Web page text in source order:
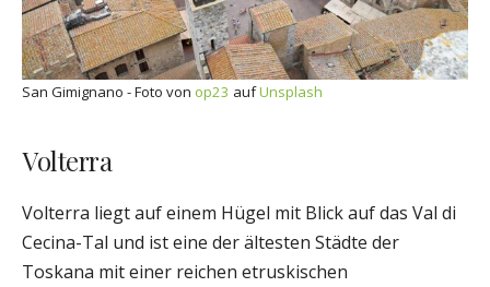
San Gimignano - Foto von op23 aufUnsplash
Volterra
Volterra liegt auf einem Hügel mit Blick auf das Val di
Cecina-Tal und ist eine der ältesten Städte der
Toskana mit einer reichen etruskischen